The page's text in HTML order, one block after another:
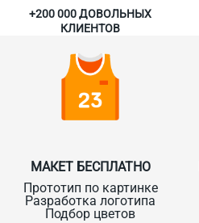
+200 000 ДОВОЛЬНЫХ
КЛИЕНТОВ
МАКЕТ БЕСПЛАТНО
Прототип по картинке
Разработка логотипа
Подбор цветов